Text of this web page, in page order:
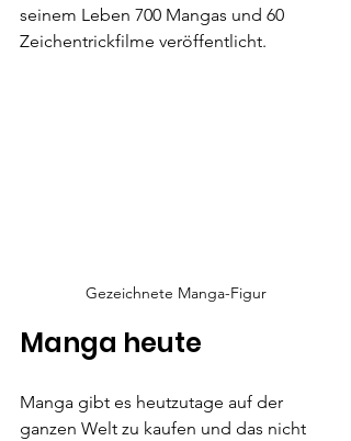
seinem Leben 700 Mangas und 60
Zeichentrickfilme veröffentlicht.
Gezeichnete Manga-Figur
Manga heute
Manga gibt es heutzutage auf der
ganzen Welt zu kaufen und das nicht